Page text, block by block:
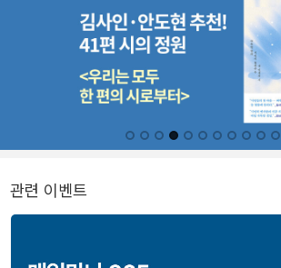
관련 이벤트